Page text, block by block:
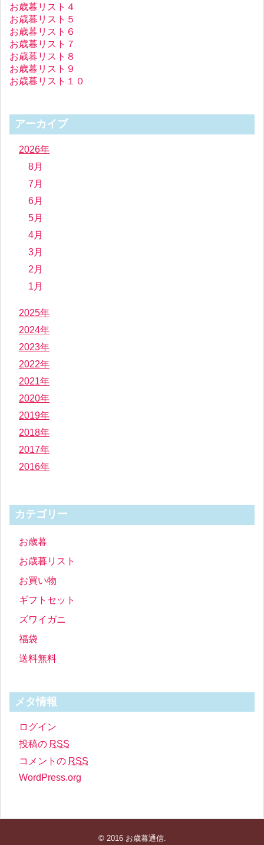
お歳暮リスト４
お歳暮リスト５
お歳暮リスト６
お歳暮リスト７
お歳暮リスト８
お歳暮リスト９
お歳暮リスト１０
アーカイブ
2026年
8月
7月
6月
5月
4月
3月
2月
1月
2025年
2024年
2023年
2022年
2021年
2020年
2019年
2018年
2017年
2016年
カテゴリー
お歳暮
お歳暮リスト
お買い物
ギフトセット
ズワイガニ
福袋
送料無料
メタ情報
ログイン
投稿の RSS
コメントの RSS
WordPress.org
© 2016 お歳暮通信.